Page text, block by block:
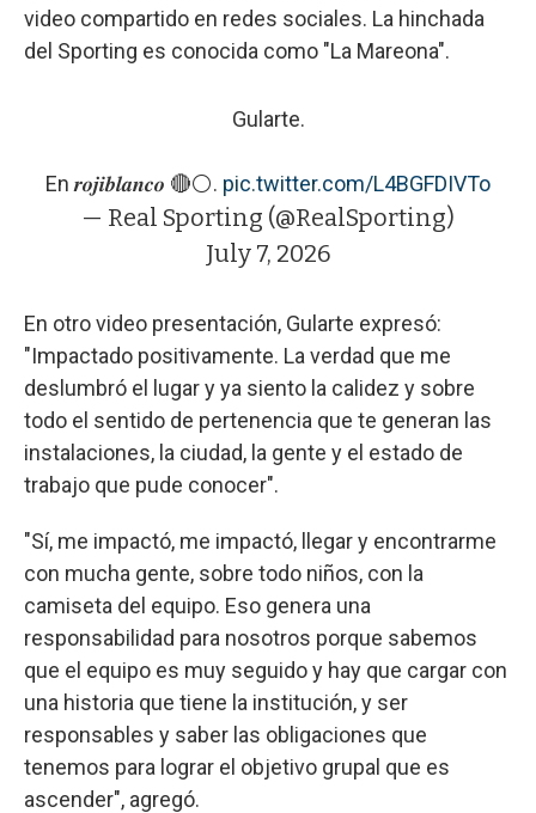
video compartido en redes sociales. La hinchada
del Sporting es conocida como "La Mareona".
Gularte.
En 𝒓𝒐𝒋𝒊𝒃𝒍𝒂𝒏𝒄𝒐 🔴⚪️. pic.twitter.com/L4BGFDIVTo
— Real Sporting (@RealSporting)
July 7, 2026
En otro video presentación, Gularte expresó:
"Impactado positivamente. La verdad que me
deslumbró el lugar y ya siento la calidez y sobre
todo el sentido de pertenencia que te generan las
instalaciones, la ciudad, la gente y el estado de
trabajo que pude conocer".
"Sí, me impactó, me impactó, llegar y encontrarme
con mucha gente, sobre todo niños, con la
camiseta del equipo. Eso genera una
responsabilidad para nosotros porque sabemos
que el equipo es muy seguido y hay que cargar con
una historia que tiene la institución, y ser
responsables y saber las obligaciones que
tenemos para lograr el objetivo grupal que es
ascender", agregó.